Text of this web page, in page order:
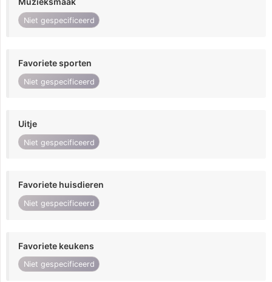
Niet gespecificeerd
Favoriete sporten
Niet gespecificeerd
Uitje
Niet gespecificeerd
Favoriete huisdieren
Niet gespecificeerd
Favoriete keukens
Niet gespecificeerd